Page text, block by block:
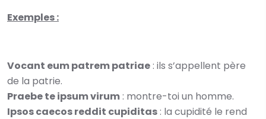
Exemples :
Vocant eum patrem patriae: ils s’appellent père
de la patrie.
Praebe te ipsum virum: montre-toi un homme.
Ipsos caecos reddit cupiditas: la cupidité le rend